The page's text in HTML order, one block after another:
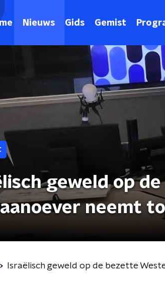
Nieuws Gids Gemist
geweld op
neemt
Israëlisch geweld op de bezette